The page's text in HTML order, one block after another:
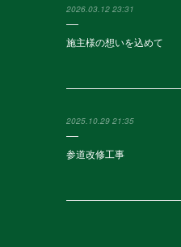
2026.03.12 23:31
施主様の想いを込めて
2025.10.29 21:35
参道改修工事